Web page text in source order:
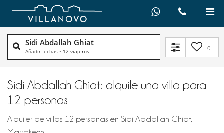
Sidi Abdallah Ghiat
Añadir fechas • 12 viajeros 0
Sidi Abdallah Ghiat: alquile una villa para
12 personas
Alquiler de villas 12 personas en Sidi Abdallah Ghiat,